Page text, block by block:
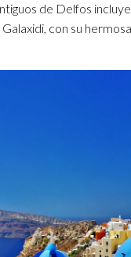
de Delfos
con su